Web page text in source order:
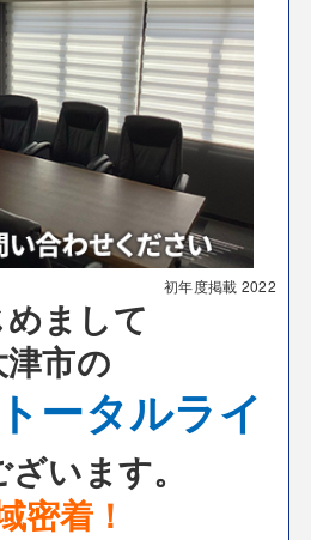
初年度掲載 2022
まして
津市の
ータルライ
います。
密着！